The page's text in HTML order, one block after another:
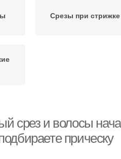
Срезы при стрижке
срез и волосы
прическу